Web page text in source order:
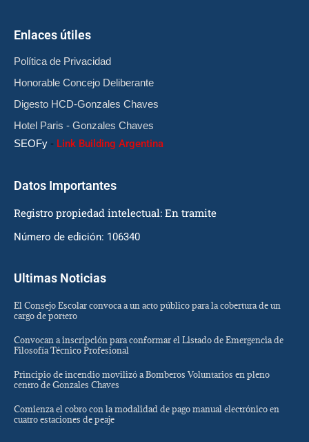
Enlaces útiles
Política de Privacidad
Honorable Concejo Deliberante
Digesto HCD-Gonzales Chaves
Hotel Paris - Gonzales Chaves
SEOFy - Link Building Argentina
Datos Importantes
Registro propiedad intelectual: En tramite
Número de edición: 106340
Ultimas Noticias
El Consejo Escolar convoca a un acto público para la cobertura de un
cargo de portero
Convocan a inscripción para conformar el Listado de Emergencia de
Filosofía Técnico Profesional
Principio de incendio movilizó a Bomberos Voluntarios en pleno
centro de Gonzales Chaves
Comienza el cobro con la modalidad de pago manual electrónico en
cuatro estaciones de peaje